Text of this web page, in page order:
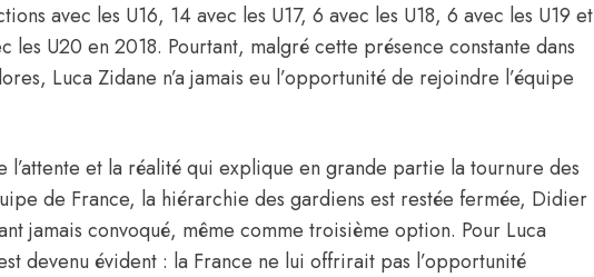
avec les U16, 14 avec les U17, 6 avec les U18, 6 avec les U19 et
les U20 en 2018. Pourtant, malgré cette présence constante dans
Luca Zidane n’a jamais eu l’opportunité de rejoindre l’équipe
l’attente et la réalité qui explique en grande partie la tournure des
de France, la hiérarchie des gardiens est restée fermée, Didier
jamais convoqué, même comme troisième option. Pour Luca
devenu évident : la France ne lui offrirait pas l’opportunité